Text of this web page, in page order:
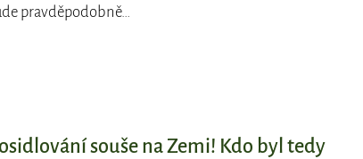
pravděpodobně…
souše na Zemi! Kdo byl tedy